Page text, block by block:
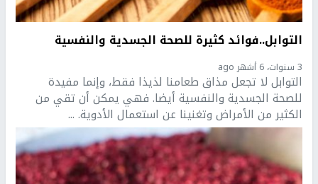
التوابل..فوائد كثيرة للصحة الجسدية والنفسية
3 سنوات، 6 أشهر ago
التوابل لا تجعل مذاق طعامنا لذيذا فقط، وإنما مفيدة
للصحة الجسدية والنفسية أيضا. فهي يمكن أن تقي من
الكثير من الأمراض وتغنينا عن استعمال الأدوية. ...